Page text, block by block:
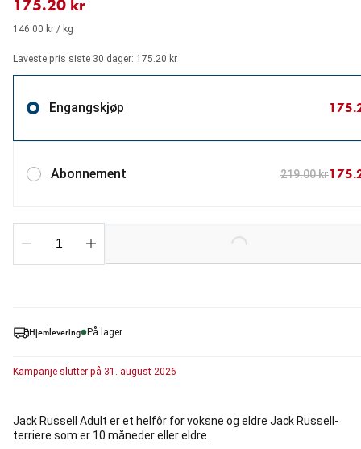
Hjemlevering På lager
Kampanje slutter på 31. august 2026
Jack Russell Adult er et helfôr for voksne og eldre Jack Russell-
terriere som er 10 måneder eller eldre.
175.20 kr
146.00 kr / kg
Laveste pris siste 30 dager: 175.20 kr
Engangskjøp
Abonnement 219.00 kr
Loading...